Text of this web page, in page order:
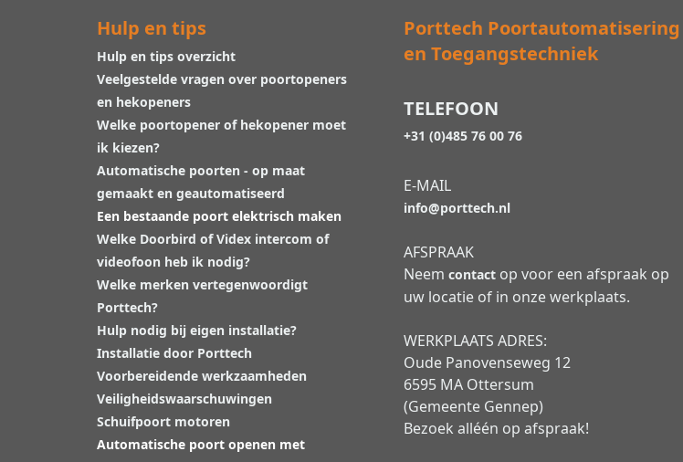
Hulp en tips
Hulp en tips overzicht
Veelgestelde vragen over poortopeners
en hekopeners
Welke poortopener of hekopener moet
ik kiezen?
Automatische poorten - op maat
gemaakt en geautomatiseerd
Een bestaande poort elektrisch maken
Welke Doorbird of Videx intercom of
videofoon heb ik nodig?
Welke merken vertegenwoordigt
Porttech?
Hulp nodig bij eigen installatie?
Installatie door Porttech
Voorbereidende werkzaamheden
Veiligheidswaarschuwingen
Schuifpoort motoren
Automatische poort openen met
Porttech Poortautomatisering
en Toegangstechniek
TELEFOON
+31 (0)485 76 00 76
E-MAIL
info@porttech.nl
AFSPRAAK
Neem contact op voor een afspraak op
uw locatie of in onze werkplaats.
WERKPLAATS ADRES:
Oude Panovenseweg 12
6595 MA Ottersum
(Gemeente Gennep)
Bezoek alléén op afspraak!